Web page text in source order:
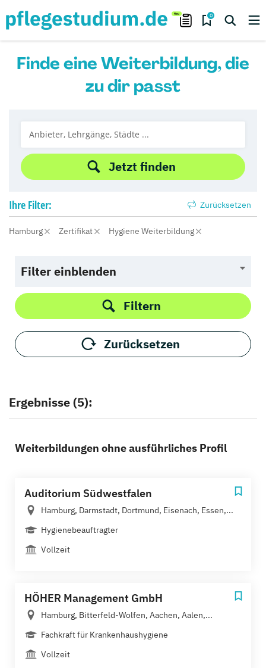
0
Finde eine Weiterbildung, die
zu dir passt
Jetzt finden
Ihre Filter: Zurücksetzen
Hamburg Zertifikat Hygiene Weiterbildung
Filter einblenden
Filtern
Zurücksetzen
Ergebnisse (5):
Weiterbildungen ohne ausführliches Profil
Auditorium Südwestfalen
Hamburg, Darmstadt, Dortmund, Eisenach, Essen,...
Hygienebeauftragter
Vollzeit
HÖHER Management GmbH
Hamburg, Bitterfeld-Wolfen, Aachen, Aalen,...
Fachkraft für Krankenhaushygiene
Vollzeit